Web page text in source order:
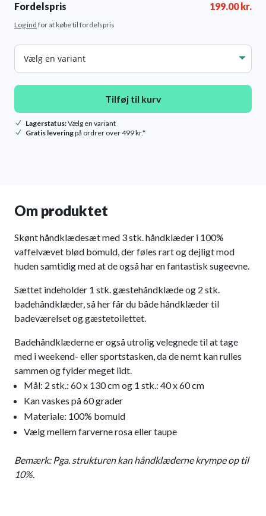
Fordelspris 199.00kr.
Log ind for at købe til fordelspris
Farve
Tilføj til kurv
Lagerstatus:Vælg en variant
Gratis leveringpå ordrer over 499 kr.*
Om produktet
Skønt håndklædesæt med 3 stk. håndklæder i 100%
vaffelvævet blød bomuld, der føles rart og dejligt mod
huden samtidig med at de også har en fantastisk sugeevne.
Sættet indeholder 1 stk. gæstehåndklæde og 2 stk.
badehåndklæder, så her får du både håndklæder til
badeværelset og gæstetoilettet.
Badehåndklæderne er også utrolig velegnede til at tage
med i weekend- eller sportstasken, da de nemt kan rulles
sammen og fylder meget lidt.
Mål: 2 stk.: 60 x 130 cm og 1 stk.: 40 x 60 cm
Kan vaskes på 60 grader
Materiale: 100% bomuld
Vælg mellem farverne rosa eller taupe
Bemærk: Pga. strukturen kan håndklæderne krympe op til
10%.